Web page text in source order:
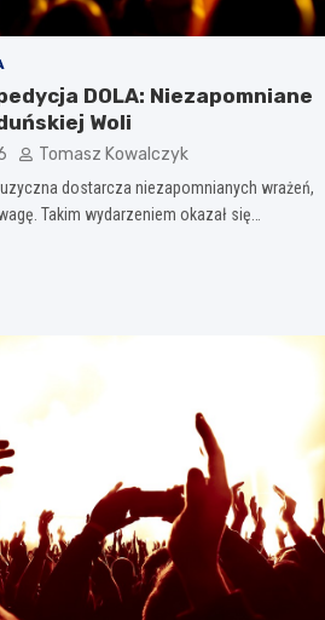
DOLA: Niezapomniane
Woli
Tomasz Kowalczyk
dostarcza niezapomnianych wrażeń,
Takim wydarzeniem okazał się…